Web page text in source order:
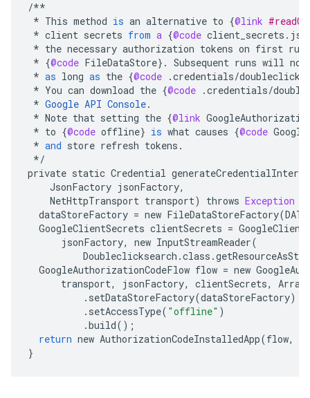
/**
* This method is an alternative to {@link
* client secrets from a {@code client_secrets .
* the necessary authorization tokens on first run
* {@code FileDataStore} . Subsequent runs will no
* as long as the {@code .credentials/
* You can download the {@code .credentials/
* Google API Console.
* Note that setting the {@link
* to {@code offline} is what causes {@code
* and store refresh tokens .
*/
private static Credential
JsonFactory jsonFactory,
NetHttpTransport transport) throws Exception
dataStoreFactory = new FileDataStoreFactory(
GoogleClientSecrets clientSecrets =
jsonFactory, new InputStreamReader(
Doubleclicksearch .class .
GoogleAuthorizationCodeFlow flow = new
transport, jsonFactory, clientSecrets,
. setDataStoreFactory(dataStoreFactory)
. setAccessType( "offline" )
.build();
return new AuthorizationCodeInstalledApp(flow,
}